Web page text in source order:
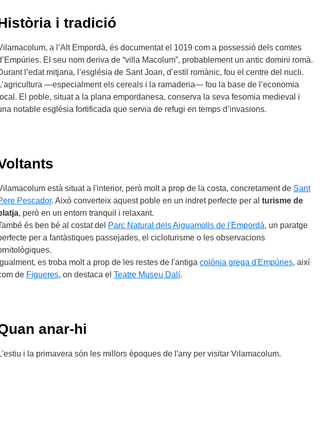
i tradició
a l’Alt Empordà, és documentat el 1019 com a possessió dels comtes
El seu nom deriva de “villa Macolum”, probablement un antic domini romà.
l’edat mitjana, l’església de Sant Joan, d’estil romànic, fou el centre del nucli.
—especialment els cereals i la ramaderia— fou la base de l’economia
local. El poble, situat a la plana empordanesa, conserva la seva fesomia medieval i
notable església fortificada que servia de refugi en temps d’invasions.
està situat a l'interior, però molt a prop de la costa, concretament de Sant
Pescador. Això converteix aquest poble en un indret perfecte per al turisme de
, però en un entorn tranquil i relaxant.
és ben bé al costat del Parc Natural dels Aiguamolls de l'Empordà, un paratge
per a fantàstiques passejades, el cicloturisme o les observacions
Igualment, es troba molt a prop de les restes de l'antiga colònia grega d'Empúries, així
de Figueres, on destaca el Teatre Museu Dalí.
anar-hi
i la primavera són les millors èpoques de l'any per visitar Vilamacolum.